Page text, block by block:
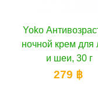
сыворотка
слизью